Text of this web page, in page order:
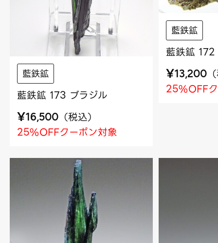
藍鉄鉱
藍鉄鉱 173 ブラジル
¥16,500 （税込）
25%OFFクーポン対象
藍鉄鉱
藍鉄鉱
¥13,200 （
25%OFF